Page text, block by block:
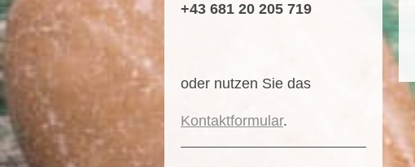
+43 681 20 205 719
oder nutzen Sie das
Kontaktformular.